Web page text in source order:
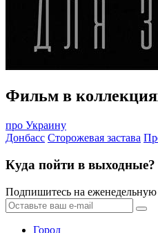
Фильм в
про Украину
Донбасс Сторожевая застава
Куда пойти в выходные?
Подпишитесь на еженедельную
Город